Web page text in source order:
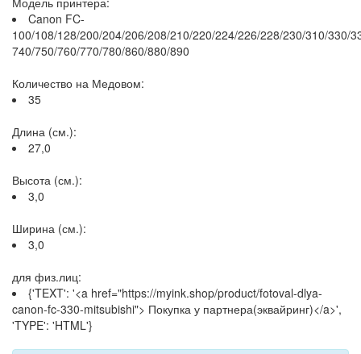
Canon FC-
100/108/128/200/204/206/208/210/220/224/226/228/230/310/330/
740/750/760/770/780/860/880/890
Количество на Медовом:
35
Длина (см.):
27,0
Высота (см.):
3,0
Ширина (см.):
3,0
для физ.лиц:
{'TEXT': '<a href="https://myink.shop/product/fotoval-dlya-
canon-fc-330-mitsubishi"> Покупка у партнера(эквайринг)</a>',
'TYPE': 'HTML'}